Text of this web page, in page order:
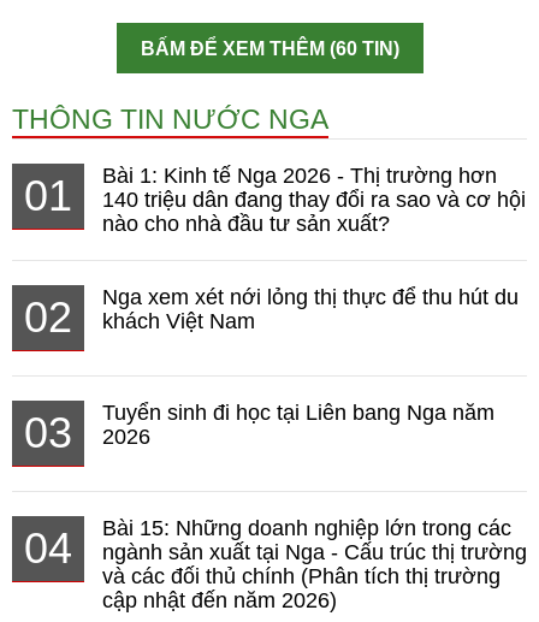
BẤM ĐỂ XEM THÊM (60 TIN)
THÔNG TIN NƯỚC NGA
01
Bài 1: Kinh tế Nga 2026 - Thị trường hơn
140 triệu dân đang thay đổi ra sao và cơ hội
nào cho nhà đầu tư sản xuất?
02
Nga xem xét nới lỏng thị thực để thu hút du
khách Việt Nam
03
Tuyển sinh đi học tại Liên bang Nga năm
2026
04
Bài 15: Những doanh nghiệp lớn trong các
ngành sản xuất tại Nga - Cấu trúc thị trường
và các đối thủ chính (Phân tích thị trường
cập nhật đến năm 2026)